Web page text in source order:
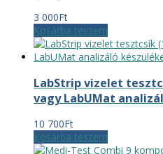
3 000Ft
Kosárba teszem
LabStrip vizelet
vagy LabUMat
10 700Ft
Kosárba teszem